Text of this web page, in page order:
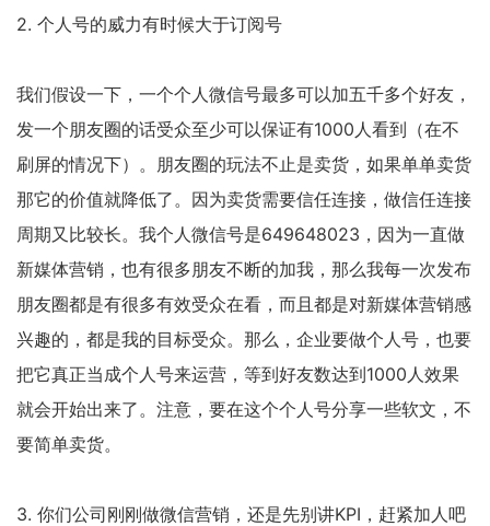
2. 个人号的威力有时候大于订阅号
我们假设一下，一个个人微信号最多可以加五千多个好友，
发一个朋友圈的话受众至少可以保证有1000人看到（在不
刷屏的情况下）。朋友圈的玩法不止是卖货，如果单单卖货
那它的价值就降低了。因为卖货需要信任连接，做信任连接
周期又比较长。我个人微信号是649648023，因为一直做
新媒体营销，也有很多朋友不断的加我，那么我每一次发布
朋友圈都是有很多有效受众在看，而且都是对新媒体营销感
兴趣的，都是我的目标受众。那么，企业要做个人号，也要
把它真正当成个人号来运营，等到好友数达到1000人效果
就会开始出来了。注意，要在这个个人号分享一些软文，不
要简单卖货。
3. 你们公司刚刚做微信营销，还是先别讲KPI，赶紧加人吧